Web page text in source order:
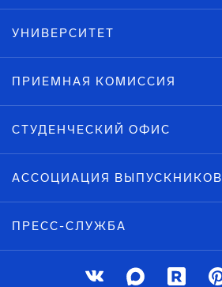
УНИВЕРСИТЕТ
ПРИЕМНАЯ КОМИССИЯ
СТУДЕНЧЕСКИЙ ОФИС
АССОЦИАЦИЯ ВЫПУСКНИКОВ
ПРЕСС-СЛУЖБА